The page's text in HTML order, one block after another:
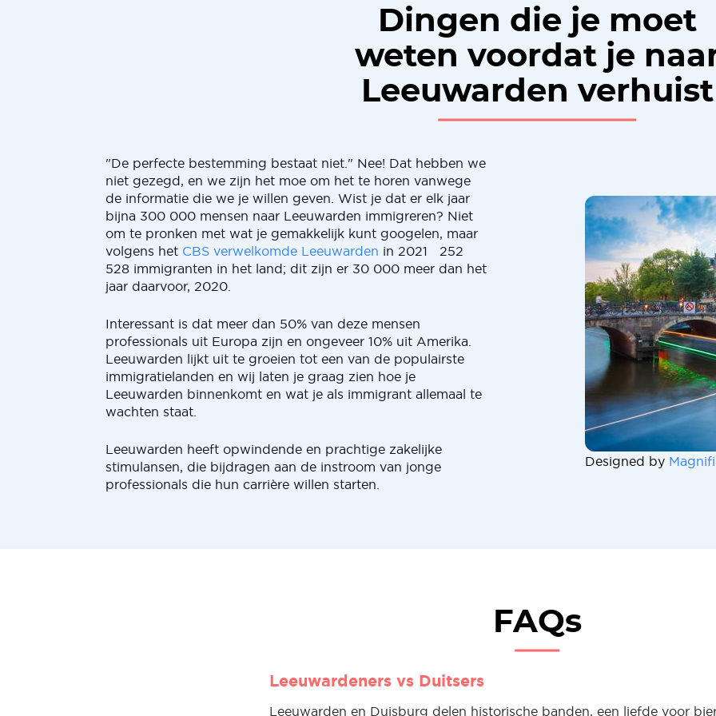
Dingen die je moet
weten voordat je
Leeuwarden verhuist
"De perfecte bestemming bestaat niet." Nee! Dat hebben we
niet gezegd, en we zijn het moe om het te horen vanwege
de informatie die we je willen geven. Wist je dat er elk jaar
bijna 300 000 mensen naar Leeuwarden immigreren? Niet
om te pronken met wat je gemakkelijk kunt googelen, maar
volgens het CBS verwelkomde Leeuwarden in 2021 252
528 immigranten in het land; dit zijn er 30 000 meer dan het
jaar daarvoor, 2020.
Interessant is dat meer dan 50% van deze mensen
professionals uit Europa zijn en ongeveer 10% uit Amerika.
Leeuwarden lijkt uit te groeien tot een van de populairste
immigratielanden en wij laten je graag zien hoe je
Leeuwarden binnenkomt en wat je als immigrant allemaal te
wachten staat.
Leeuwarden heeft opwindende en prachtige zakelijke
stimulansen, die bijdragen aan de instroom van jonge
professionals die hun carrière willen starten.
Designed by
FAQs
Leeuwardeners vs Duitsers
Leeuwarden en Duisburg delen historische banden, een liefde voor